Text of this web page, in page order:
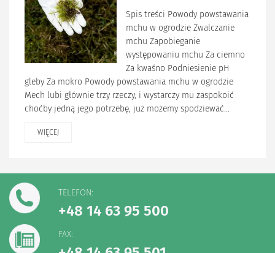
Spis treści Powody powstawania
mchu w ogrodzie Zwalczanie
mchu Zapobieganie
występowaniu mchu Za ciemno
Za kwaśno Podniesienie pH
gleby Za mokro Powody powstawania mchu w ogrodzie
Mech lubi głównie trzy rzeczy, i wystarczy mu zaspokoić
choćby jedną jego potrzebę, już możemy spodziewać...
WIĘCEJ
TELEFON:
+48 14 63 95 500
FAX: